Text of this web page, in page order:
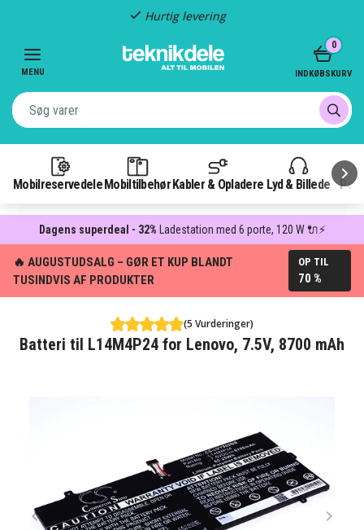
Hurtig levering
MENU
Mobilreservedele Mobiltilbehør Kabler & Opladere Lyd & Billede
0
INDKØBSKURV
Dagens superdeal - 32% Ladestation med 6 porte, 120 W 🔌⚡
🔥 AUGUSTUDSALG – GØR ET KUP BLANDT
TUSINDVIS AF PRODUKTER
OP TIL
70 %
(5 Vurderinger)
Batteri til L14M4P24 for Lenovo, 7.5V, 8700 mAh